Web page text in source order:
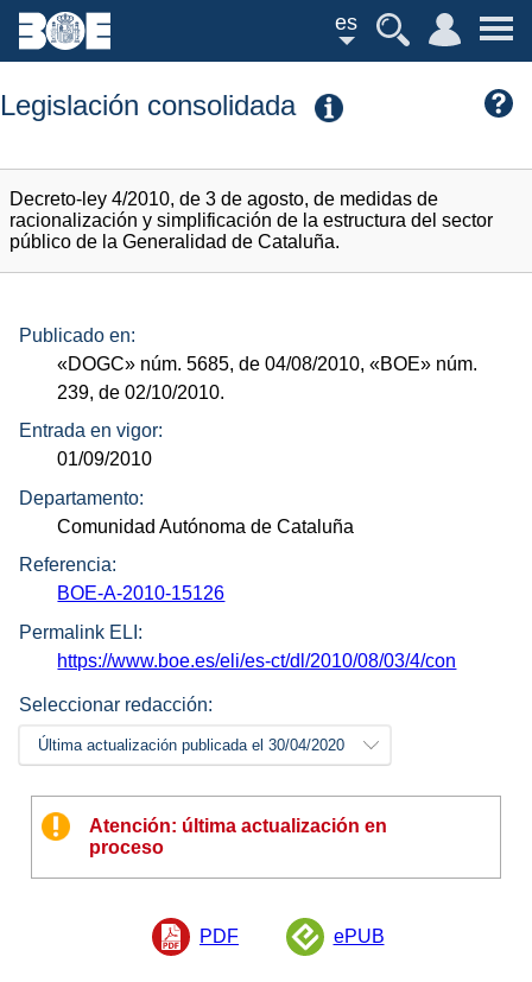
es
Legislación consolidada
Decreto-ley 4/2010, de 3 de agosto, de medidas de
racionalización y simplificación de la estructura del sector
público de la Generalidad de Cataluña.
Publicado en:
«DOGC» núm. 5685, de 04/08/2010,«BOE» núm.
239, de 02/10/2010.
Entrada en vigor:
01/09/2010
Departamento:
Comunidad Autónoma de Cataluña
Referencia:
BOE-A-2010-15126
Permalink ELI:
https://www.boe.es/eli/es-ct/dl/2010/08/03/4/con
Seleccionar redacción:
Última actualización publicada el 30/04/2020
Atención: última actualización en
proceso
PDF ePUB